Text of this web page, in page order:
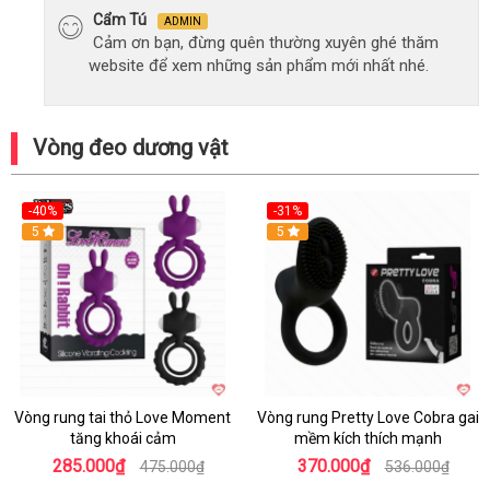
Cẩm Tú ADMIN
Cảm ơn bạn, đừng quên thường xuyên ghé thăm
website để xem những sản phẩm mới nhất nhé.
Vòng đeo dương vật
-40%
5
Vòng rung tai thỏ Love Moment
tăng khoái cảm
285.000₫ 475.000₫
-31%
5
Vòng rung Pretty Love Cobra gai
mềm kích thích mạnh
370.000₫ 536.000₫